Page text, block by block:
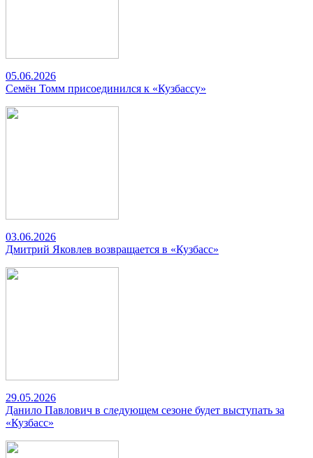
05.06.2026
Семён Томм присоединился к «Кузбассу»
03.06.2026
Дмитрий Яковлев возвращается в «Кузбасс»
29.05.2026
Данило Павлович в следующем сезоне будет выступать за
«Кузбасс»